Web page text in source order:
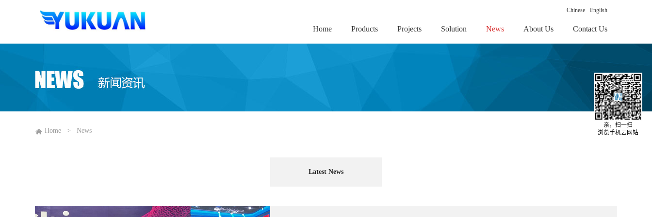
Chinese English
Home Products Projects Solution News About Us Contact Us
Home > News
Latest News
亲，扫一扫
浏览手机云网站